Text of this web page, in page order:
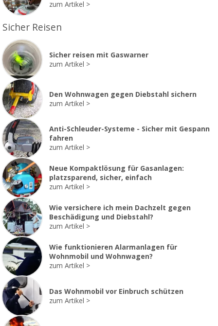
zum Artikel
Sicher Reisen
Sicher reisen mit Gaswarner
zum Artikel
Den Wohnwagen gegen Diebstahl sichern
zum Artikel
Anti-Schleuder-Systeme - Sicher mit Gespann
fahren
zum Artikel
Neue Kompaktlösung für Gasanlagen:
platzsparend, sicher, einfach
zum Artikel
Wie versichere ich mein Dachzelt gegen
Beschädigung und Diebstahl?
zum Artikel
Wie funktionieren Alarmanlagen für
Wohnmobil und Wohnwagen?
zum Artikel
Das Wohnmobil vor Einbruch schützen
zum Artikel